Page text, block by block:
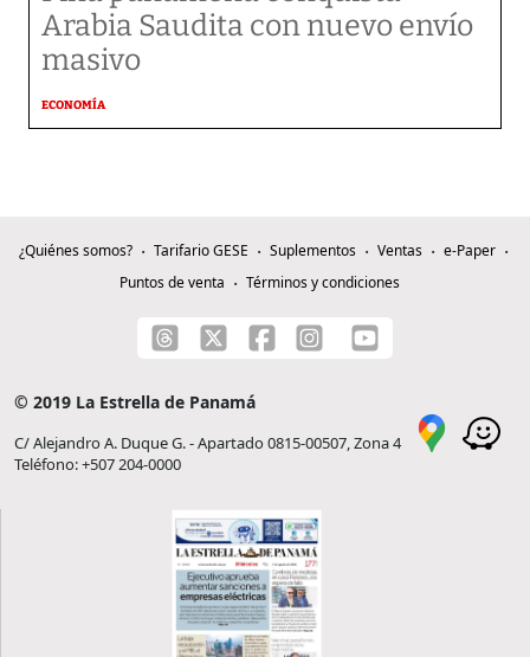
Arabia Saudita con nuevo envío
masivo
ECONOMÍA
¿Quiénes somos? Tarifario GESE Suplementos Ventas
e-Paper
Puntos de venta
Términos y condiciones
© 2019 La Estrella de Panamá
C/ Alejandro A. Duque G. - Apartado 0815-00507, Zona 4
Teléfono: +507 204-0000